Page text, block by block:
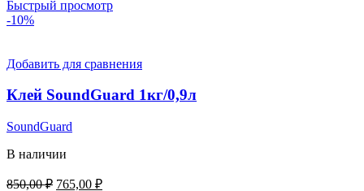
Быстрый просмотр
-10%
Добавить для сравнения
Клей SoundGuard 1кг/0,9л
SoundGuard
В наличии
850,00₽ Первоначальная
765,00 ₽Текущая